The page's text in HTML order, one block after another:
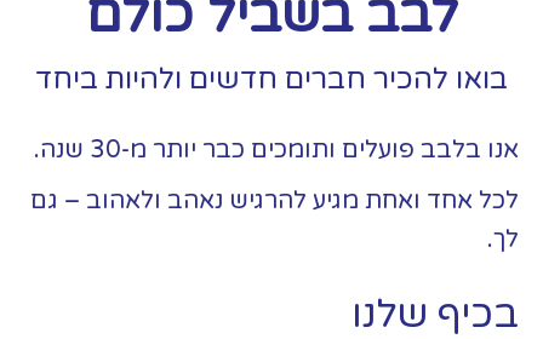
לבב בשביל כולם
בואו להכיר חברים חדשים ולהיות ביחד
אנו בלבב פועלים ותומכים כבר יותר מ-30 שנה.
לכל אחד ואחת מגיע להרגיש נאהב ולאהוב – גם
לך.
בכיף שלנו